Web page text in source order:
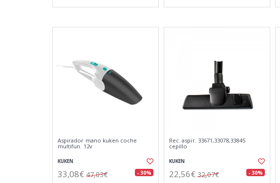
Aspirador mano kuken coche
multifun. 12v
KUKEN
33,08€ 47,03€ - 30%
Rec. aspir. 33671,33078,33845
cepillo
KUKEN
22,56€ 32,07€ - 30%